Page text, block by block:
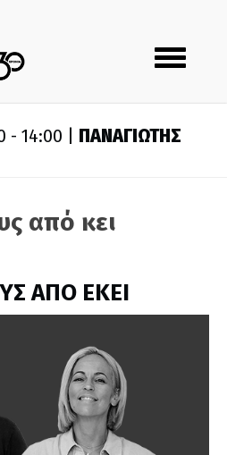
Toggle
navigation
- 14:00 | ΠΑΝΑΓΙΩΤΗΣ
από κει
ΑΠΟ ΕΚΕΙ